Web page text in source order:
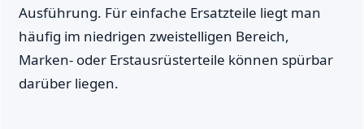
Ausführung. Für einfache Ersatzteile liegt man
häufig im niedrigen zweistelligen Bereich,
Marken- oder Erstausrüsterteile können spürbar
darüber liegen.